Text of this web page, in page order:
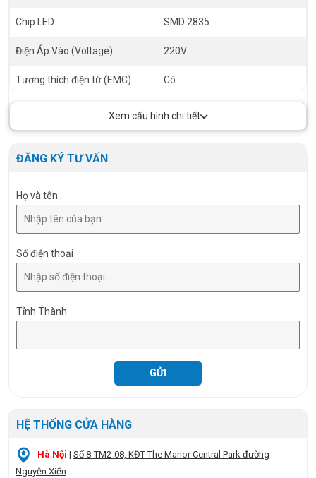
Chip LED SMD 2835
Điện Áp Vào (Voltage) 220V
Tương thích điện từ (EMC) Có
30000h
Xem cấu hình chi tiết
ĐĂNG KÝ TƯ VẤN
Họ và tên
Số điện thoại
Tỉnh Thành
HỆ THỐNG CỬA HÀNG
Hà Nội | Số 8-TM2-08, KĐT The Manor Central Park đường
Nguyễn Xiển